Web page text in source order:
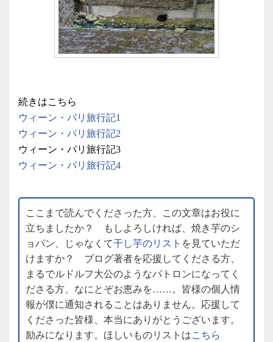
続きはこちら
ウィーン・パリ旅行記1
ウィーン・パリ旅行記2
ウィーン・パリ旅行記3
ウィーン・パリ旅行記4
ここまで読んでくださった方、この文章はお役に
立ちましたか？ もしよろしければ、焼き芋のシ
ョパン、じゃなくて干し芋のリスト を見ていただ
けますか？ ブログ著者を応援してくださる方、
まるでルドルフ大公のようなパトロンになってく
ださる方、なにとぞお恵みを……。皆様の個人情
報が僕に通知されることはありません。応援して
くださった皆様、本当にありがとうございます。
励みになります。ほしいものリストはこちら